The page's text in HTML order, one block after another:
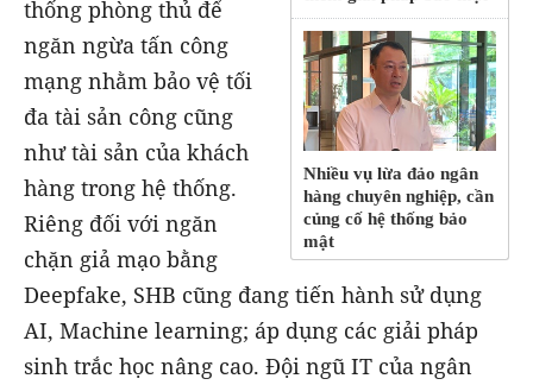
Nhiều vụ lừa đảo ngân
hàng chuyên nghiệp, cần
củng cố hệ thống bảo
mật
thống phòng thủ để
ngăn ngừa tấn công
mạng nhằm bảo vệ tối
đa tài sản công cũng
như tài sản của khách
hàng trong hệ thống.
Riêng đối với ngăn
chặn giả mạo bằng
Deepfake, SHB cũng đang tiến hành sử dụng
AI, Machine learning; áp dụng các giải pháp
sinh trắc học nâng cao. Đội ngũ IT của ngân